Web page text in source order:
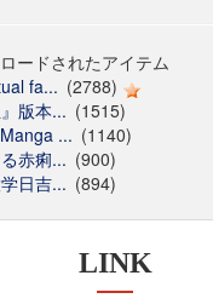
ードされたアイテム
fa... (2788)
版本... (1515)
... (1140)
赤痢... (900)
日吉... (894)
LINK